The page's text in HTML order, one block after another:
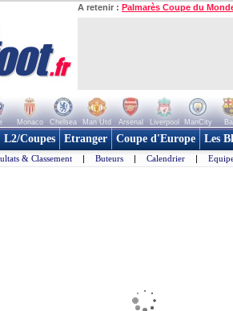
A retenir : Palmarès Coupe du
Monaco Chelsea Man Utd Arsenal Liverpool ManCity
L2/Coupes Etranger Coupe d'Europe Les
& Classement | Buteurs | Calendrier |